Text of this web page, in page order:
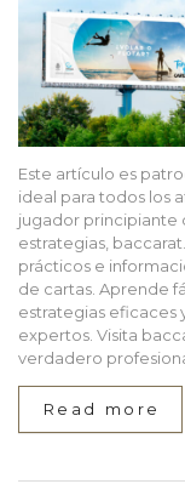
Este artículo es
ideal para todos los
jugador principiante
estrategias,
prácticos e
de cartas. Aprende
estrategias eficaces
expertos. Visita
verdadero
Read more